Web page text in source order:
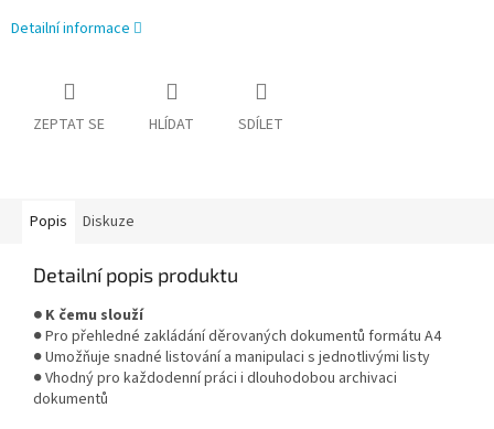
Detailní informace
ZEPTAT SE HLÍDAT SDÍLET
Popis Diskuze
Detailní popis produktu
● K čemu slouží
● Pro přehledné zakládání děrovaných dokumentů formátu A4
● Umožňuje snadné listování a manipulaci s jednotlivými listy
● Vhodný pro každodenní práci i dlouhodobou archivaci
dokumentů